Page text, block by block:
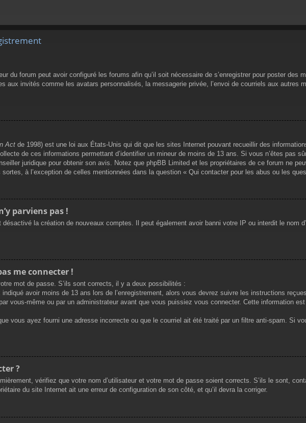
du forum peut avoir configuré les forums afin qu’il soit nécessaire de s’enregistrer pour poster des
aux invités comme les avatars personnalisés, la messagerie privée, l’envoi de courriels aux autres
Act de 1998) est une loi aux États-Unis qui dit que les sites Internet pouvant recueillir des
de ces informations permettant d’identifier un mineur de moins de 13 ans. Si vous n’êtes pas
juridique pour obtenir son avis. Notez que phpBB Limited et les propriétaires de ce forum ne
à l’exception de celles mentionnées dans la question « Qui contacter pour les abus ou les
parviens pas !
désactivé la création de nouveaux comptes. Il peut également avoir banni votre IP ou interdit le nom
me connecter !
mot de passe. S’ils sont corrects, il y a deux possibilités :
avoir moins de 13 ans lors de l’enregistrement, alors vous devrez suivre les instructions
vous-même ou par un administrateur avant que vous puissiez vous connecter. Cette information
vous ayez fourni une adresse incorrecte ou que le courriel ait été traité par un filtre anti-spam. Si
?
vérifiez que votre nom d’utilisateur et votre mot de passe soient corrects. S’ils le sont,
du site Internet ait une erreur de configuration de son côté, et qu’il devra la corriger.